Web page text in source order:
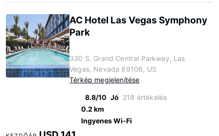
AC Hotel Las Vegas Symphony
Park
330 S. Grand Central Parkway, Las
Vegas, Nevada 89106, US
Térkép megjelenítése
8.8/10 Jó 218 értékelés
0.2 km
Ingyenes Wi-Fi